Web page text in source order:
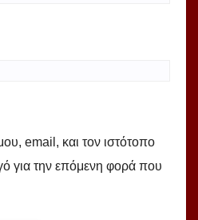
email, και τον ιστότοπο
για την επόμενη φορά που